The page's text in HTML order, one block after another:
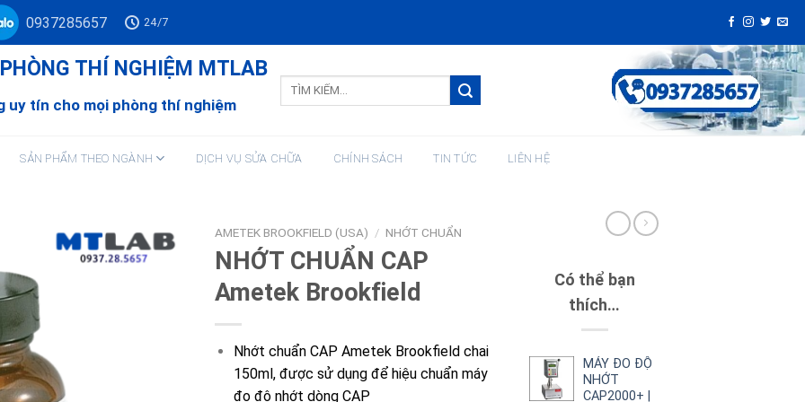
0937285657 24/7
THÍ NGHIỆM MTLAB
tín cho mọi phòng thí nghiệm
Tìm
SẢN PHẨM THEO NGÀNH DỊCH VỤ SỬA CHỮA CHÍNH SÁCH TIN TỨC LIÊN HỆ
AMETEK BROOKFIELD (USA) / NHỚT CHUẨN
NHỚT CHUẨN CAP
Ametek Brookfield
Nhớt chuẩn CAP Ametek Brookfield chai
150ml, được sử dụng để hiệu chuẩn máy
đo độ nhớt dòng CAP
Có thể bạn
thích…
MÁY ĐO ĐỘ
NHỚT
CAP2000+ |